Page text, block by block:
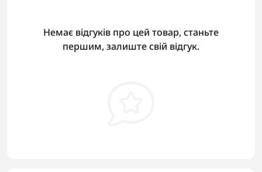
Немає відгуків про цей товар, станьте
першим, залиште свій відгук.